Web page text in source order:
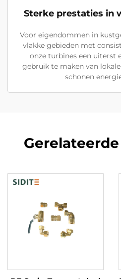
Sterke prestaties in
Voor eigendommen in
vlakke gebieden met
onze turbines een uiterst
gebruik te maken van
schonen